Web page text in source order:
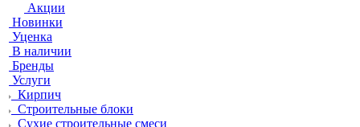
Акции
Новинки
Уценка
В наличии
Бренды
Услуги
Кирпич
Строительные блоки
Сухие строительные смеси